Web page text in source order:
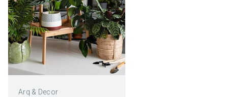
Arq & Decor